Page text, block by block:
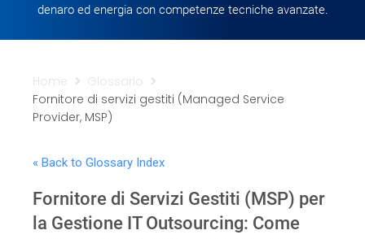
Academy
Servizi
denaro ed energia con competenze tecniche avanzate.
Home
Glossario
Fornitore di servizi gestiti (Managed Service
Provider, MSP)
« Back to Glossary Index
Fornitore di Servizi Gestiti (MSP) per
la Gestione IT Outsourcing: Come